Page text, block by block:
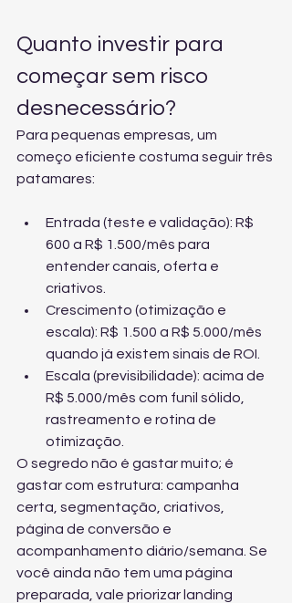
Quanto investir para
começar sem risco
desnecessário?
Para pequenas empresas, um
começo eficiente costuma seguir três
patamares:
Entrada (teste e validação): R$
600 a R$ 1.500/mês para
entender canais, oferta e
criativos.
Crescimento (otimização e
escala): R$ 1.500 a R$ 5.000/mês
quando já existem sinais de ROI.
Escala (previsibilidade): acima de
R$ 5.000/mês com funil sólido,
rastreamento e rotina de
otimização.
O segredo não é gastar muito; é
gastar com estrutura: campanha
certa, segmentação, criativos,
página de conversão e
acompanhamento diário/semana. Se
você ainda não tem uma página
preparada, vale priorizar landing